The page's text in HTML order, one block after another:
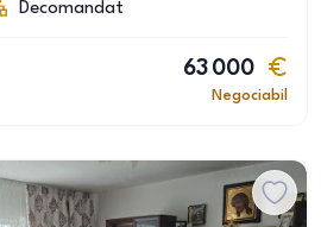
Decomandat
63 000
Negociabil